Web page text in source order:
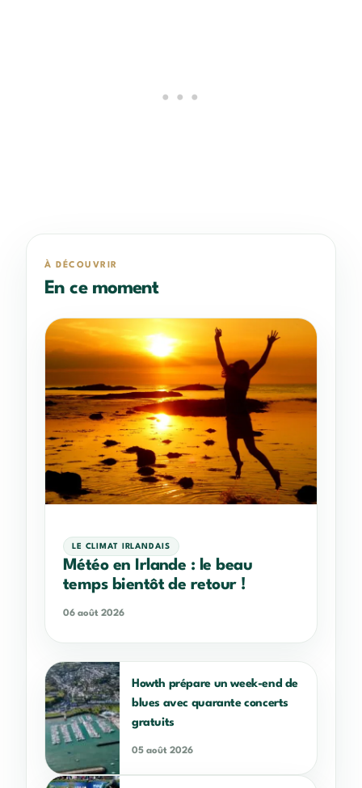
À DÉCOUVRIR
En ce moment
LE CLIMAT IRLANDAIS
Météo en Irlande : le beau
temps bientôt de retour !
06 août 2026
Howth prépare un week-end de
blues avec quarante concerts
gratuits
05 août 2026